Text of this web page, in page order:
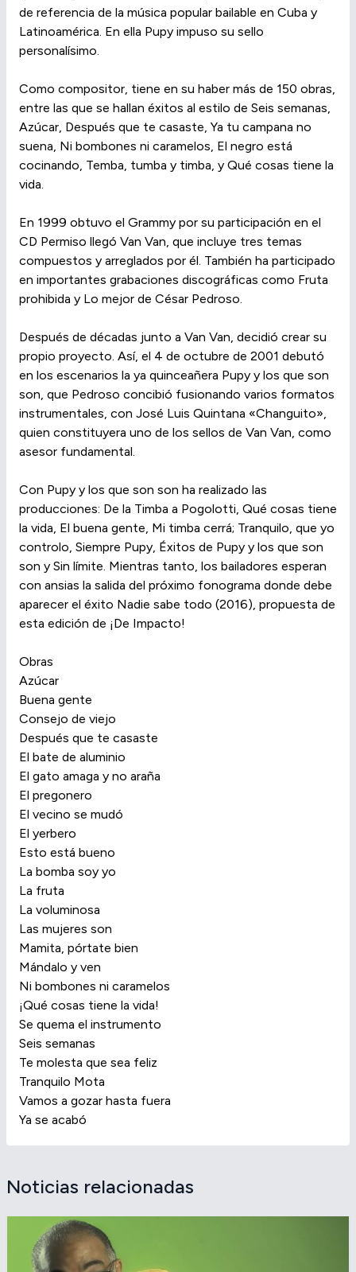
de referencia de la música popular bailable en Cuba y
Latinoamérica. En ella Pupy impuso su sello
personalísimo.
Como compositor, tiene en su haber más de 150 obras,
entre las que se hallan éxitos al estilo de Seis semanas,
Azúcar, Después que te casaste, Ya tu campana no
suena, Ni bombones ni caramelos, El negro está
cocinando, Temba, tumba y timba, y Qué cosas tiene la
vida.
En 1999 obtuvo el Grammy por su participación en el
CD Permiso llegó Van Van, que incluye tres temas
compuestos y arreglados por él. También ha participado
en importantes grabaciones discográficas como Fruta
prohibida y Lo mejor de César Pedroso.
Después de décadas junto a Van Van, decidió crear su
propio proyecto. Así, el 4 de octubre de 2001 debutó
en los escenarios la ya quinceañera Pupy y los que son
son, que Pedroso concibió fusionando varios formatos
instrumentales, con José Luis Quintana «Changuito»,
quien constituyera uno de los sellos de Van Van, como
asesor fundamental.
Con Pupy y los que son son ha realizado las
producciones: De la Timba a Pogolotti, Qué cosas tiene
la vida, El buena gente, Mi timba cerrá; Tranquilo, que yo
controlo, Siempre Pupy, Éxitos de Pupy y los que son
son y Sin límite. Mientras tanto, los bailadores esperan
con ansias la salida del próximo fonograma donde debe
aparecer el éxito Nadie sabe todo (2016), propuesta de
esta edición de ¡De Impacto!
Obras
Azúcar
Buena gente
Consejo de viejo
Después que te casaste
El bate de aluminio
El gato amaga y no araña
El pregonero
El vecino se mudó
El yerbero
Esto está bueno
La bomba soy yo
La fruta
La voluminosa
Las mujeres son
Mamita, pórtate bien
Mándalo y ven
Ni bombones ni caramelos
¡Qué cosas tiene la vida!
Se quema el instrumento
Seis semanas
Te molesta que sea feliz
Tranquilo Mota
Vamos a gozar hasta fuera
Ya se acabó
Noticias relacionadas